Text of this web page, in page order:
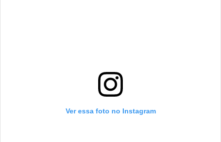
Ver essa foto no Instagram